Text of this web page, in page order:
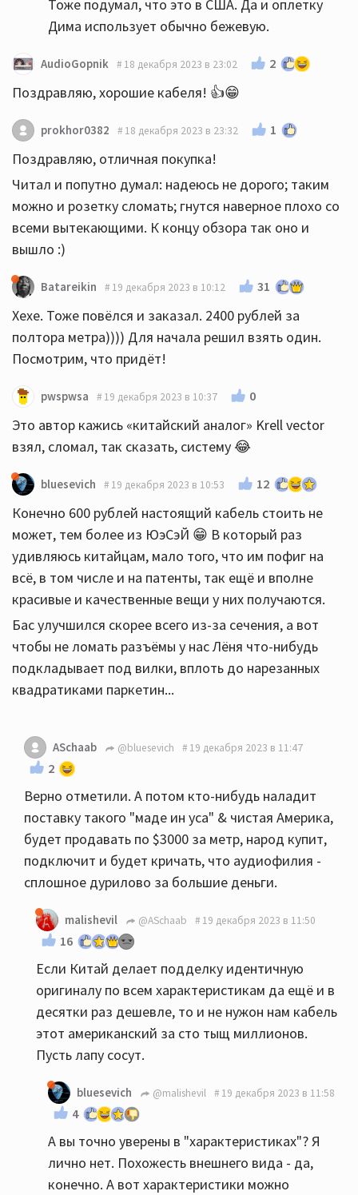
Тоже подумал, что это в США. Да и оплетку
Дима использует обычно бежевую.
AudioGopnik 18 декабря 2023 в 23:02 2
Поздравляю, хорошие кабеля! 👍😁
prokhor0382 18 декабря 2023 в 23:32 1
Поздравляю, отличная покупка!
Читал и попутно думал: надеюсь не дорого; таким
можно и розетку сломать; гнутся наверное плохо со
всеми вытекающими. К концу обзора так оно и
вышло :)
Batareikin 19 декабря 2023 в 10:12 31
Хехе. Тоже повёлся и заказал. 2400 рублей за
полтора метра)))) Для начала решил взять один.
Посмотрим, что придёт!
pwspwsa 19 декабря 2023 в 10:37 0
Это автор кажись «китайский аналог» Krell vector
взял, сломал, так сказать, систему 😂
bluesevich 19 декабря 2023 в 10:53 12
Конечно 600 рублей настоящий кабель стоить не
может, тем более из ЮэСэЙ 😁 В который раз
удивляюсь китайцам, мало того, что им пофиг на
всё, в том числе и на патенты, так ещё и вполне
красивые и качественные вещи у них получаются.
Бас улучшился скорее всего из-за сечения, а вот
чтобы не ломать разъёмы у нас Лёня что-нибудь
подкладывает под вилки, вплоть до нарезанных
квадратиками паркетин...
ASchaab @bluesevich 19 декабря 2023 в 11:47
2
Верно отметили. А потом кто-нибудь наладит
поставку такого "маде ин уса" & чистая Америка,
будет продавать по $3000 за метр, народ купит,
подключит и будет кричать, что аудиофилия -
сплошное дурилово за большие деньги.
malishevil @ASchaab 19 декабря 2023 в 11:50
16
Если Китай делает подделку идентичную
оригиналу по всем характеристикам да ещё и в
десятки раз дешевле, то и не нужон нам кабель
этот американский за сто тыщ миллионов.
Пусть лапу сосут.
bluesevich @malishevil 19 декабря 2023 в 11:58
4
А вы точно уверены в "характеристиках"? Я
лично нет. Похожесть внешнего вида - да,
конечно. А вот характеристики можно